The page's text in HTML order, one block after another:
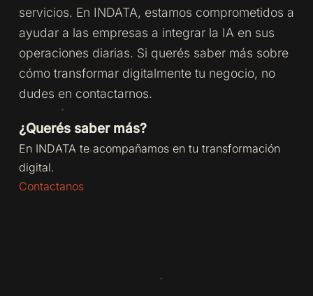
servicios. En INDATA, estamos comprometidos a
ayudar a las empresas a integrar la IA en sus
operaciones diarias. Si querés saber más sobre
cómo transformar digitalmente tu negocio, no
dudes en contactarnos.
¿Querés saber más?
En INDATA te acompañamos en tu transformación
digital.
Contactanos